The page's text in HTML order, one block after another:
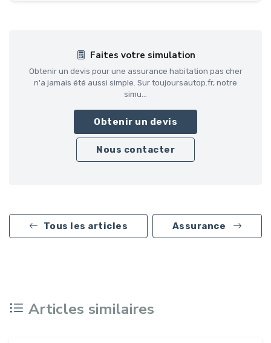
Faites votre simulation
Obtenir un devis pour une assurance habitation pas cher
n'a jamais été aussi simple. Sur toujoursautop.fr, notre
simu...
Obtenir un devis
Nous contacter
Tous les articles Assurance
Articles similaires